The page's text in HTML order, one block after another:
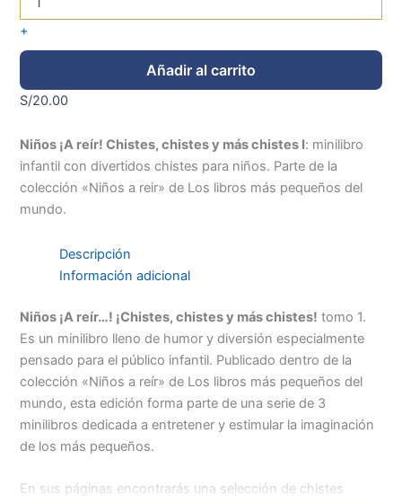
+
Añadir al carrito
S/20.00
Niños ¡A reír! Chistes, chistes y más chistes I: minilibro
infantil con divertidos chistes para niños. Parte de la
colección «Niños a reir» de Los libros más pequeños del
mundo.
Descripción
Información adicional
Niños ¡A reír…! ¡Chistes, chistes y más chistes! tomo 1.
Es un minilibro lleno de humor y diversión especialmente
pensado para el público infantil. Publicado dentro de la
colección «Niños a reír» de Los libros más pequeños del
mundo, esta edición forma parte de una serie de 3
minilibros dedicada a entretener y estimular la imaginación
de los más pequeños.
En sus páginas encontrarás una selección de chistes